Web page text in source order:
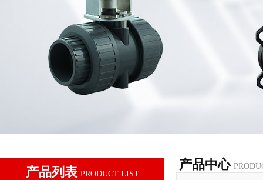
产品列表 PRODUCT LIST
产品中心